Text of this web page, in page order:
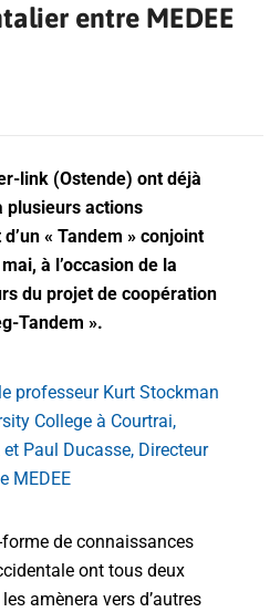
entre MEDEE
link (Ostende) ont déjà
plusieurs actions
« Tandem » conjoint
à l’occasion de la
du projet de coopération
Tandem ».
de connaissances
ont tous deux
amènera vers d’autres